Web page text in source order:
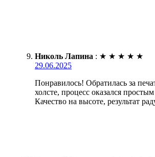
Николь Лапина : ★ ★ ★ ★ ★
29.06.2025
Понравилось! Обратилась за
холсте, процесс оказался
Качество на высоте, результат